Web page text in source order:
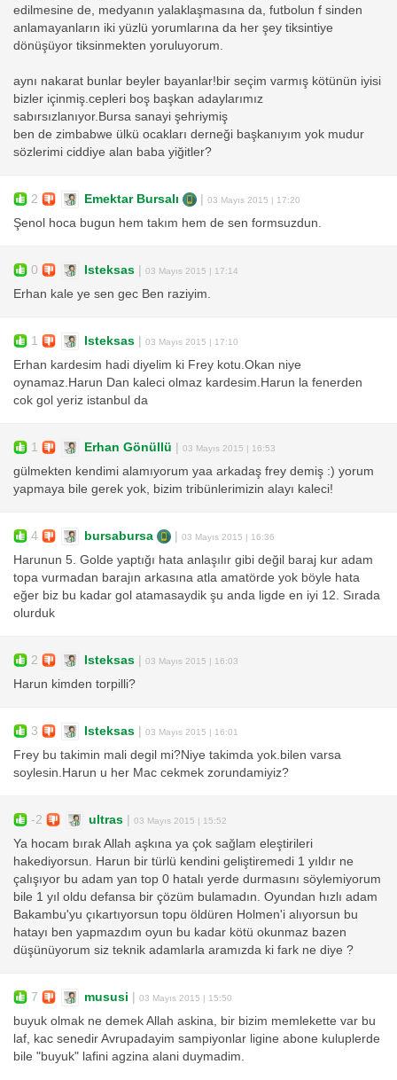
edilmesine de, medyanın yalaklaşmasına da, futbolun f sinden
anlamayanların iki yüzlü yorumlarına da her şey tiksintiye
dönüşüyor tiksinmekten yoruluyorum.
aynı nakarat bunlar beyler bayanlar!bir seçim varmış kötünün iyisi
bizler içinmiş.cepleri boş başkan adaylarımız
sabırsızlanıyor.Bursa sanayi şehriymiş
ben de zimbabwe ülkü ocakları derneği başkanıyım yok mudur
sözlerimi ciddiye alan baba yiğitler?
2 Emektar Bursalı 03 Mayıs 2015 | 17:20
Şenol hoca bugun hem takım hem de sen formsuzdun.
0 Isteksas 03 Mayıs 2015 | 17:14
Erhan kale ye sen gec Ben raziyim.
1 Isteksas 03 Mayıs 2015 | 17:10
Erhan kardesim hadi diyelim ki Frey kotu.Okan niye
oynamaz.Harun Dan kaleci olmaz kardesim.Harun la fenerden
cok gol yeriz istanbul da
1 Erhan Gönüllü 03 Mayıs 2015 | 16:53
gülmekten kendimi alamıyorum yaa arkadaş frey demiş :) yorum
yapmaya bile gerek yok, bizim tribünlerimizin alayı kaleci!
4 bursabursa 03 Mayıs 2015 | 16:36
Harunun 5. Golde yaptığı hata anlaşılır gibi değil baraj kur adam
topa vurmadan barajın arkasına atla amatörde yok böyle hata
eğer biz bu kadar gol atamasaydik şu anda ligde en iyi 12. Sırada
olurduk
2 Isteksas 03 Mayıs 2015 | 16:03
Harun kimden torpilli?
3 Isteksas 03 Mayıs 2015 | 16:01
Frey bu takimin mali degil mi?Niye takimda yok.bilen varsa
soylesin.Harun u her Mac cekmek zorundamiyiz?
-2 ultras 03 Mayıs 2015 | 15:52
Ya hocam bırak Allah aşkına ya çok sağlam eleştirileri
hakediyorsun. Harun bir türlü kendini geliştiremedi 1 yıldır ne
çalışıyor bu adam yan top 0 hatalı yerde durmasını söylemiyorum
bile 1 yıl oldu defansa bir çözüm bulamadın. Oyundan hızlı adam
Bakambu'yu çıkartıyorsun topu öldüren Holmen'i alıyorsun bu
hatayı ben yapmazdım oyun bu kadar kötü okunmaz bazen
düşünüyorum siz teknik adamlarla aramızda ki fark ne diye ?
7 mususi 03 Mayıs 2015 | 15:50
buyuk olmak ne demek Allah askina, bir bizim memlekette var bu
laf, kac senedir Avrupadayim sampiyonlar ligine abone kuluplerde
bile "buyuk" lafini agzina alani duymadim.